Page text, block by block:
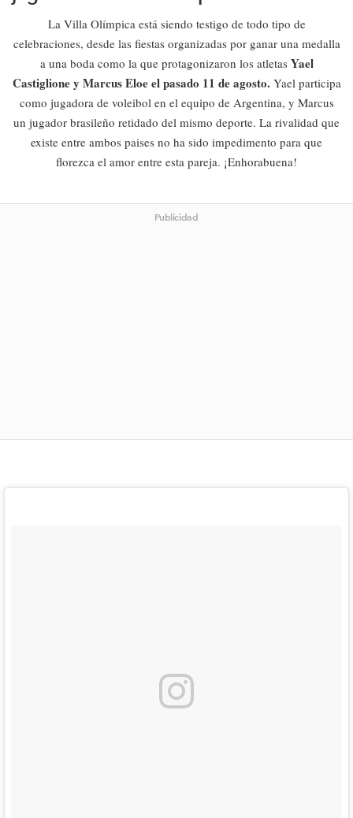
La Villa Olímpica está siendo testigo de todo tipo de
celebraciones, desde las fiestas organizadas por ganar una medalla
a una boda como la que protagonizaron los atletas Yael
Castiglione y Marcus Eloeel pasado 11 de agosto. Yael participa
como jugadora de voleibol en el equipo de Argentina, y Marcus
un jugador brasileño retidado del mismo deporte. La rivalidad que
existe entre ambos paises no ha sido impedimento para que
florezca el amor entre esta pareja. ¡Enhorabuena!
Publicidad